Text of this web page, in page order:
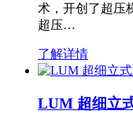
术，开创了超压
超压…
了解详情
LUM 超细立